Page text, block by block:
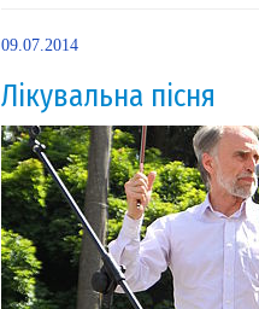
09.07.2014
Лікувальна пісня